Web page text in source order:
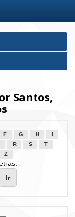
Santos,
F G H
R S
T
Z